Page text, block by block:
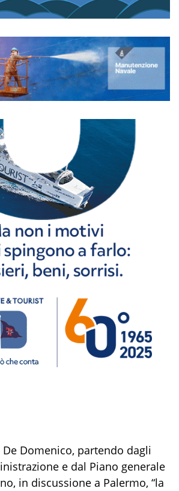
Domenico, partendo dagli
e dal Piano generale
, in discussione a Palermo, “la